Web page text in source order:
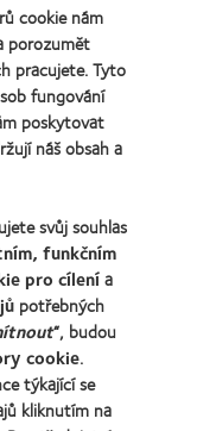
cookie nám
porozumět
pracujete. Tyto
fungování
poskytovat
náš obsah a
svůj souhlas
funkčním
pro cílenía
potřebných
“, budou
cookie.
týkající se
kliknutím na